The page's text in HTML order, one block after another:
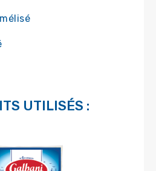
UTILISÉS :